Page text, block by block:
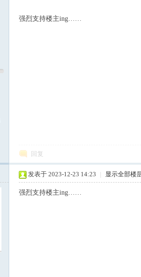
强烈支持楼主ing……
回复
发表于 2023-12-23 14:23 | 显示全部楼
强烈支持楼主ing……